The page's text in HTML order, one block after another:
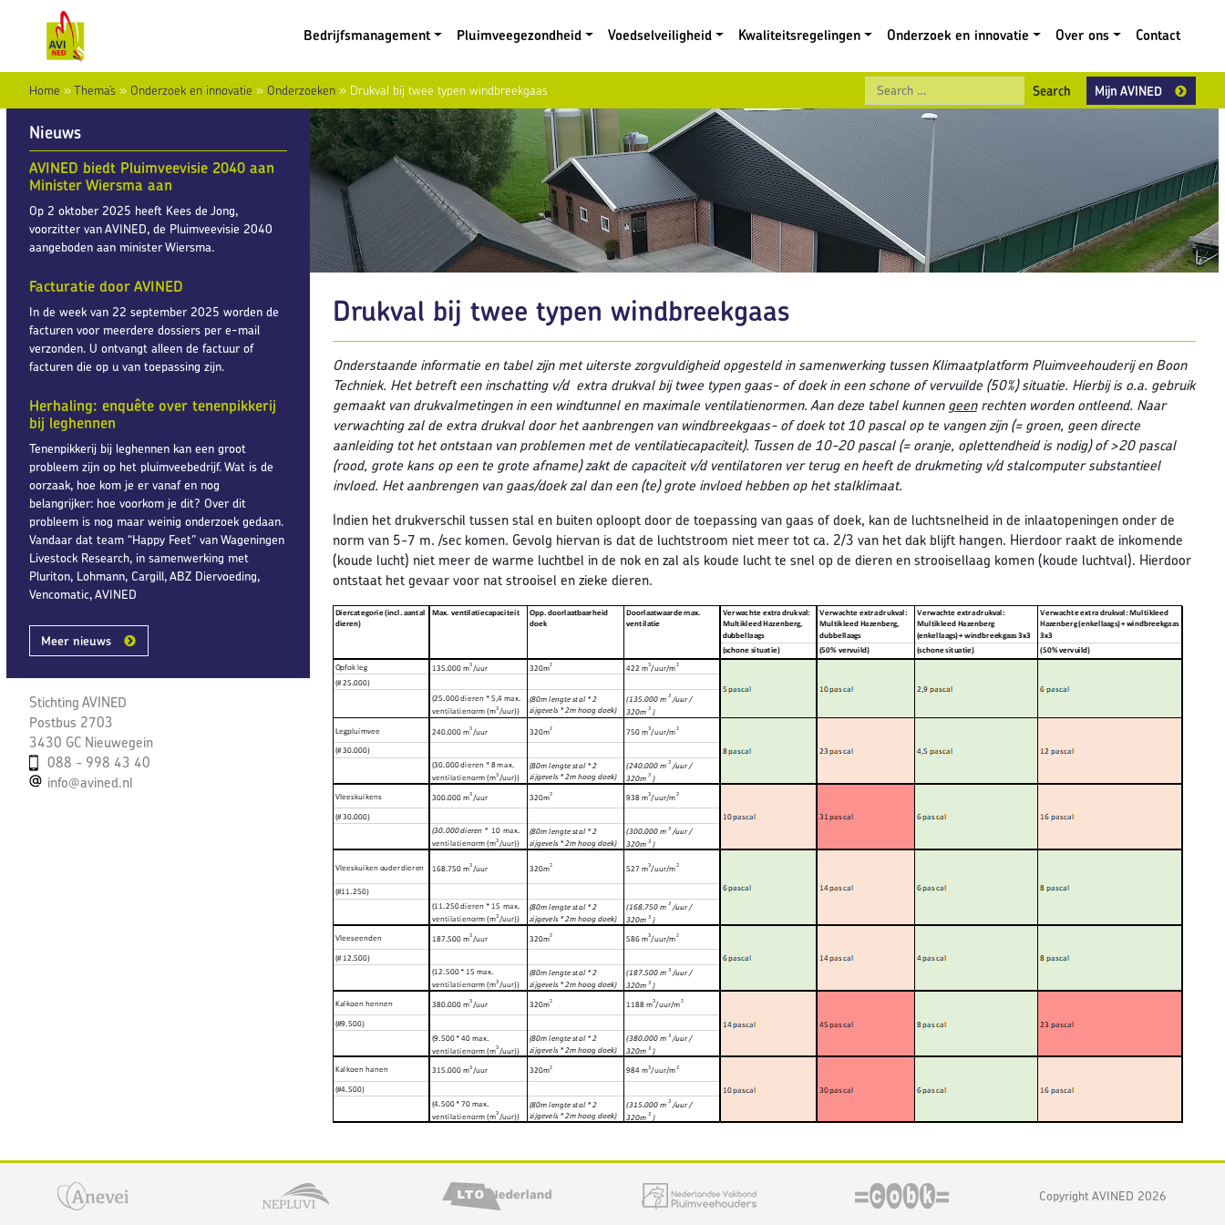
Bedrijfsmanagement
Pluimveegezondheid Voedselveiligheid Kwaliteitsregelingen Onderzoek en innovatie Over ons Contact
Home »Thema’s » Onderzoek en innovatie » Onderzoeken » Drukval bij twee typen windbreekgaas Search
Mijn AVINED
Nieuws
AVINED biedt Pluimveevisie 2040 aan
Minister Wiersma aan
Op 2 oktober 2025 heeft Kees de Jong,
voorzitter van AVINED, de Pluimveevisie 2040
aangeboden aan minister Wiersma.
Facturatie door AVINED
In de week van 22 september 2025 worden de
facturen voor meerdere dossiers per e-mail
verzonden. U ontvangt alleen de factuur of
facturen die op u van toepassing zijn.
Herhaling: enquête over tenenpikkerij
bij leghennen
Tenenpikkerij bij leghennen kan een groot
probleem zijn op het pluimveebedrijf. Wat is de
oorzaak, hoe kom je er vanaf en nog
belangrijker: hoe voorkom je dit? Over dit
probleem is nog maar weinig onderzoek gedaan.
Vandaar dat team “Happy Feet” van Wageningen
Livestock Research, in samenwerking met
Pluriton, Lohmann, Cargill, ABZ Diervoeding,
Vencomatic, AVINED
Meer nieuws
Stichting AVINED
Postbus 2703
3430 GC Nieuwegein
088 - 998 43 40
info@avined.nl
Drukval bij twee typen windbreekgaas
Onderstaande informatie en tabel zijn met uiterste zorgvuldigheid opgesteld in samenwerking tussen Klimaatplatform Pluimveehouderij en Boon
Techniek. Het betreft een inschatting v/d extra drukval bij twee typen gaas- of doek in een schone of vervuilde (50%) situatie. Hierbij is o.a. gebruik
gemaakt van drukvalmetingen in een windtunnel en maximale ventilatienormen. Aan deze tabel kunnengeenrechten worden ontleend. Naar
verwachting zal de extra drukval door het aanbrengen van windbreekgaas- of doek tot 10 pascal op te vangen zijn (= groen, geen directe
aanleiding tot het ontstaan van problemen met de ventilatiecapaciteit). Tussen de 10-20 pascal (= oranje, oplettendheid is nodig) of >20 pascal
(rood, grote kans op een te grote afname) zakt de capaciteit v/d ventilatoren ver terug en heeft de drukmeting v/d stalcomputer substantieel
invloed. Het aanbrengen van gaas/doek zal dan een (te) grote invloed hebben op het stalklimaat.
Indien het drukverschil tussen stal en buiten oploopt door de toepassing van gaas of doek, kan de luchtsnelheid in de inlaatopeningen onder de
norm van 5-7 m. /sec komen. Gevolg hiervan is dat de luchtstroom niet meer tot ca. 2/3 van het dak blijft hangen. Hierdoor raakt de inkomende
(koude lucht) niet meer de warme luchtbel in de nok en zal als koude lucht te snel op de dieren en strooisellaag komen (koude luchtval). Hierdoor
ontstaat het gevaar voor nat strooisel en zieke dieren.
Copyright AVINED 2026